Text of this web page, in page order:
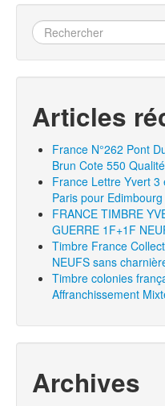
Articles
France N°262 Pont
Brun Cote 550
France Lettre Yvert
Paris pour Edimbourg
FRANCE TIMBRE
GUERRE 1F+1F
Timbre France
NEUFS sans
Timbre colonies
Affranchissement
Archives